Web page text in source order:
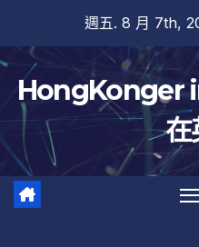
內
容
週五. 8 月 7th,
HongKonger
在